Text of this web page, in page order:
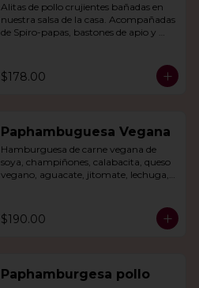
Alitas de pollo crujientes bañadas en
nuestra salsa de la casa. Acompañadas
de Spiro-papas, bastones de apio y
$178.00
Paphambuguesa Vegana
Hamburguesa de carne vegana de
soya, champiñones, calabacita, queso
vegano, aguacate, jitomate, lechuga,
$190.00
Paphamburgesa pollo